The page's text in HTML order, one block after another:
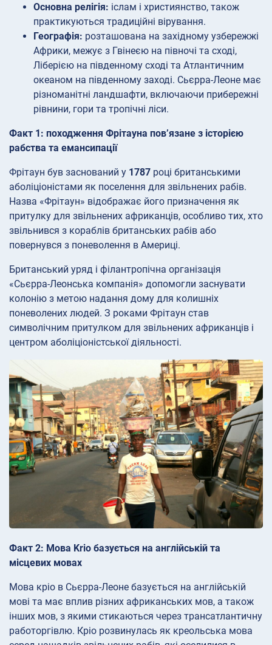
Основна релігія: іслам і християнство, також
практикуються традиційні вірування.
Географія: розташована на західному узбережжі
Африки, межує з Гвінеєю на півночі та сході,
Ліберією на південному сході та Атлантичним
океаном на південному заході. Сьєрра-Леоне має
різноманітні ландшафти, включаючи прибережні
рівнини, гори та тропічні ліси.
Факт 1: походження Фрітауна пов’язане з історією
рабства та емансипації
Фрітаун був заснований у 1787 році британськими
аболіціоністами як поселення для звільнених рабів.
Назва «Фрітаун» відображає його призначення як
притулку для звільнених африканців, особливо тих, хто
звільнився з кораблів британських рабів або
повернувся з поневолення в Америці.
Британський уряд і філантропічна організація
«Сьєрра-Леонська компанія» допомогли заснувати
колонію з метою надання дому для колишніх
поневолених людей. З роками Фрітаун став
символічним притулком для звільнених африканців і
центром аболіціоністської діяльності.
Факт 2: Мова Krio базується на англійській та
місцевих мовах
Мова кріо в Сьєрра-Леоне базується на англійській
мові та має вплив різних африканських мов, а також
інших мов, з якими стикаються через трансатлантичну
работоргівлю. Кріо розвинулась як креольська мова